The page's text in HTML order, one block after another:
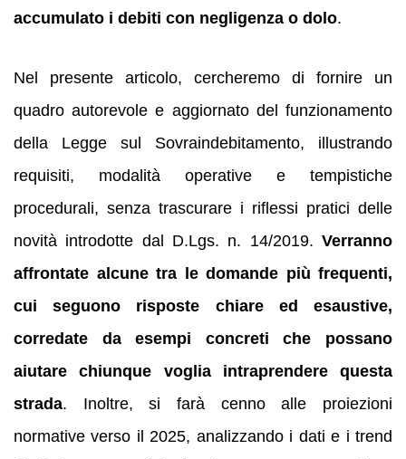
accumulato i debiti con negligenza o dolo.
Nel presente articolo, cercheremo di fornire un
quadro autorevole e aggiornato del funzionamento
della Legge sul Sovraindebitamento, illustrando
requisiti, modalità operative e tempistiche
procedurali, senza trascurare i riflessi pratici delle
novità introdotte dal D.Lgs. n. 14/2019. Verranno
affrontate alcune tra le domande più frequenti,
cui seguono risposte chiare ed esaustive,
corredate da esempi concreti che possano
aiutare chiunque voglia intraprendere questa
strada. Inoltre, si farà cenno alle proiezioni
normative verso il 2025, analizzando i dati e i trend